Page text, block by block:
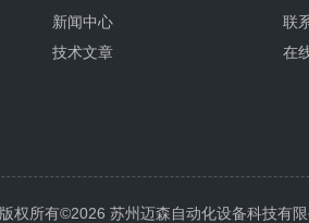
新闻中心
技术文章
联
在
版权所有©2026 苏州迈森自动化设备科技有